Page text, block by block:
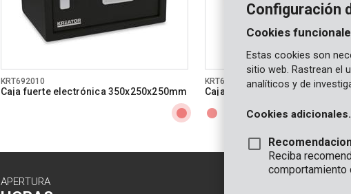
KRT692010
Caja fuerte electrónica 350x250x250mm
KRT692012
Caja fuerte electrónica
APERTURA
Configuración
Cookies
Estas cookies son
sitio web. Rastrean el
analíticos y de
Cookies adicionales.
Reciba
comportamiento